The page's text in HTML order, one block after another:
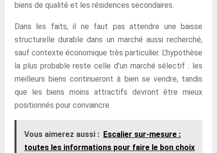
biens de qualité et les résidences secondaires.
Dans les faits, il ne faut pas attendre une baisse
structurelle durable dans un marché aussi recherché,
sauf contexte économique très particulier. L’hypothèse
la plus probable reste celle d’un marché sélectif : les
meilleurs biens continueront à bien se vendre, tandis
que les biens moins attractifs devront être mieux
positionnés pour convaincre.
Vous aimerez aussi : Escalier sur-mesure :
toutes les informations pour faire le bon choix